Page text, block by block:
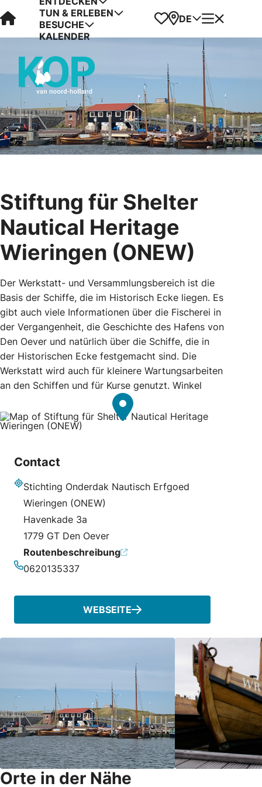
Visit Kop van Holland
TUN & ERLEBEN
BESUCHE
KALENDER
Favoriten
Karte
DE Menü
Stiftung für Shelter
Nautical Heritage
Wieringen (ONEW)
Der Werkstatt- und Versammlungsbereich ist die
Basis der Schiffe, die im Historisch Ecke liegen. Es
gibt auch viele Informationen über die Fischerei in
der Vergangenheit, die Geschichte des Hafens von
Den Oever und natürlich über die Schiffe, die in
der Historischen Ecke festgemacht sind. Die
Werkstatt wird auch für kleinere Wartungsarbeiten
an den Schiffen und für Kurse genutzt. Winkel
Contact
Stichting Onderdak Nautisch Erfgoed
Wieringen (ONEW)
Havenkade 3a
1779 GT Den Oever
Routenbeschreibung
0620135337
WEBSEITE
Orte in der Nähe